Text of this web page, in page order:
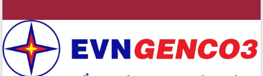
Xây dựng nền hành chính số đồng
hành cùng nông dân dân, doanh nghiệp
Giai đoạn 2026-2030, Đắk Lắk phấn
đấu có 77% xã đạt chuẩn nông thôn
mới